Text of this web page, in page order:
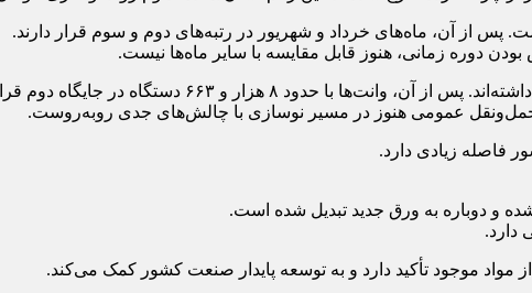
حمل‌ونقل عمومی هنوز در مسیر نوسازی با چالش‌های جدی روبه‌روست.
مواد موجود تأکید دارد و به توسعه پایدار صنعت کشور کمک می‌کند.